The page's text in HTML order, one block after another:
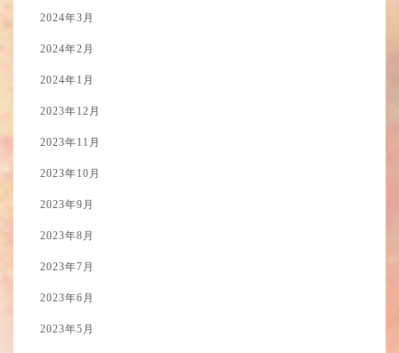
2024年3月
2024年2月
2024年1月
2023年12月
2023年11月
2023年10月
2023年9月
2023年8月
2023年7月
2023年6月
2023年5月